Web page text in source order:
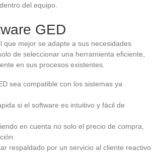
del equipo.
GED
que mejor se adapte a sus necesidades
de seleccionar una herramienta eficiente,
en sus procesos existentes.
sea compatible con los sistemas ya
si el software es intuitivo y fácil de
en cuenta no solo el precio de compra,
respaldado por un servicio al cliente reactivo